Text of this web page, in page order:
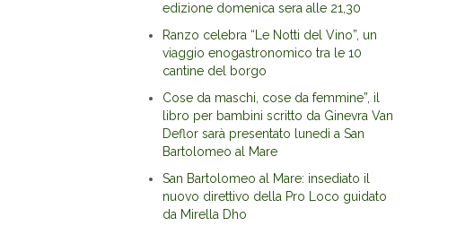
edizione domenica sera alle 21,30
Ranzo celebra “Le Notti del Vino”, un
viaggio enogastronomico tra le 10
cantine del borgo
Cose da maschi, cose da femmine”, il
libro per bambini scritto da Ginevra Van
Deflor sarà presentato lunedì a San
Bartolomeo al Mare
San Bartolomeo al Mare: insediato il
nuovo direttivo della Pro Loco guidato
da Mirella Dho